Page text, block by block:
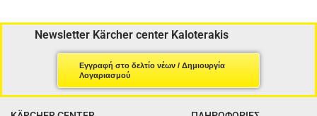
Newsletter Kärcher center Kaloterakis
Εγγραφή στο δελτίο νέων / Δημιουργία
Λογαριασμού